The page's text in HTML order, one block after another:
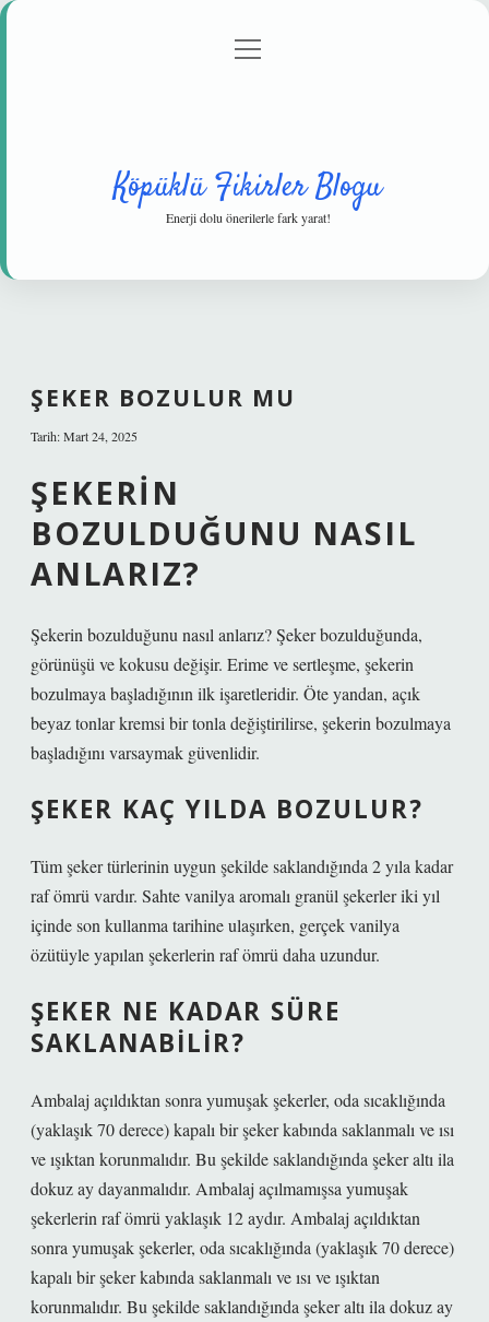
Gizlilik Politikası
menüyü
Köpüklü Fikirler Blogu
Enerji dolu önerilerle fark yarat!
ŞEKER BOZULUR MU
Tarih: Mart 24, 2025
ŞEKERIN
BOZULDUĞUNU NASIL
ANLARIZ?
Şekerin bozulduğunu nasıl anlarız? Şeker bozulduğunda,
görünüşü ve kokusu değişir. Erime ve sertleşme, şekerin
bozulmaya başladığının ilk işaretleridir. Öte yandan, açık
beyaz tonlar kremsi bir tonla değiştirilirse, şekerin bozulmaya
başladığını varsaymak güvenlidir.
ŞEKER KAÇ YILDA BOZULUR?
Tüm şeker türlerinin uygun şekilde saklandığında 2 yıla kadar
raf ömrü vardır. Sahte vanilya aromalı granül şekerler iki yıl
içinde son kullanma tarihine ulaşırken, gerçek vanilya
özütüyle yapılan şekerlerin raf ömrü daha uzundur.
ŞEKER NE KADAR SÜRE
SAKLANABILIR?
Ambalaj açıldıktan sonra yumuşak şekerler, oda sıcaklığında
(yaklaşık 70 derece) kapalı bir şeker kabında saklanmalı ve ısı
ve ışıktan korunmalıdır. Bu şekilde saklandığında şeker altı ila
dokuz ay dayanmalıdır. Ambalaj açılmamışsa yumuşak
şekerlerin raf ömrü yaklaşık 12 aydır. Ambalaj açıldıktan
sonra yumuşak şekerler, oda sıcaklığında (yaklaşık 70 derece)
kapalı bir şeker kabında saklanmalı ve ısı ve ışıktan
korunmalıdır. Bu şekilde saklandığında şeker altı ila dokuz ay